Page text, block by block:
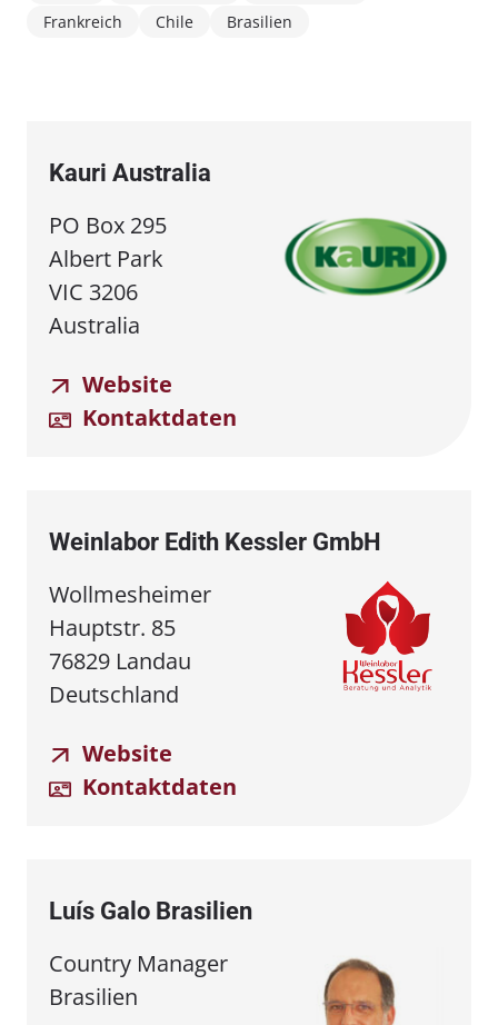
Frankreich
Chile Brasilien
Kauri Australia
PO Box 295
Albert Park
VIC 3206
Australia
Website
Kontaktdaten
Weinlabor Edith Kessler GmbH
Wollmesheimer
Hauptstr. 85
76829 Landau
Deutschland
Website
Kontaktdaten
Luís Galo Brasilien
Country Manager
Brasilien